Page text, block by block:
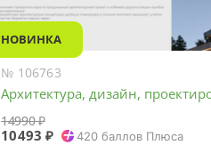
НОВИНКА
№ 106763
Архитектура, дизайн,
14990 ₽
10493 ₽ 420баллов Плюса